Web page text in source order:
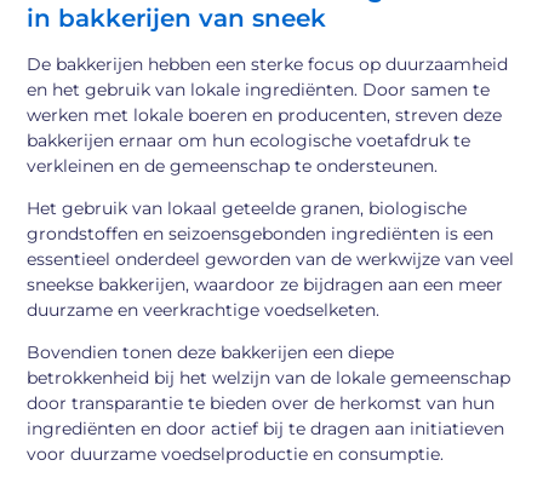
in bakkerijen van sneek
De bakkerijen hebben een sterke focus op duurzaamheid
en het gebruik van lokale ingrediënten. Door samen te
werken met lokale boeren en producenten, streven deze
bakkerijen ernaar om hun ecologische voetafdruk te
verkleinen en de gemeenschap te ondersteunen.
Het gebruik van lokaal geteelde granen, biologische
grondstoffen en seizoensgebonden ingrediënten is een
essentieel onderdeel geworden van de werkwijze van veel
sneekse bakkerijen, waardoor ze bijdragen aan een meer
duurzame en veerkrachtige voedselketen.
Bovendien tonen deze bakkerijen een diepe
betrokkenheid bij het welzijn van de lokale gemeenschap
door transparantie te bieden over de herkomst van hun
ingrediënten en door actief bij te dragen aan initiatieven
voor duurzame voedselproductie en consumptie.